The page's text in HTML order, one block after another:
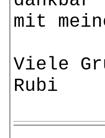
mit
Viele
Rubi